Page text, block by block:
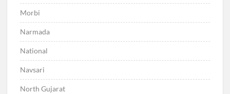
Morbi
Narmada
National
Navsari
North Gujarat